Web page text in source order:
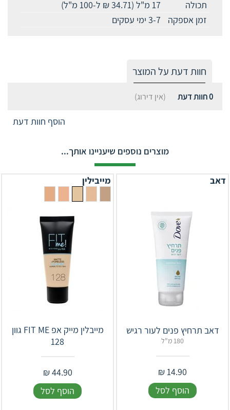
תכולה
17 מ"ל (34.71 ₪ ל-100 מ"ל)
זמן אספקה
3-7 ימי עסקים
חוות דעת על המוצר
0חוות דעת (אין דירוג)
הוסף חוות דעת
מוצרים נוספים שיעניינו אותך...
דאב
דאב תרחיץ פנים לעור רגיש
180 מ"ל
14.90
₪
הוסף לסל
מייבילין
מייבלין מייק אפ FIT ME גוון
128
44.90
₪
הוסף לסל